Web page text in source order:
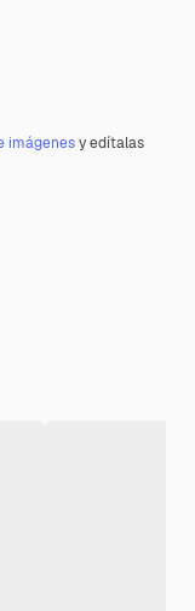
imágenesy edítalas